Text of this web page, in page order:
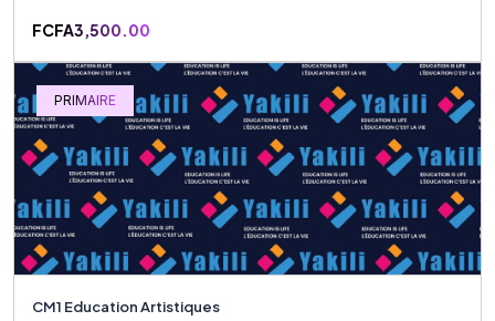
FCFA3,500.00
PRIMAIRE
CM1 Education Artistiques